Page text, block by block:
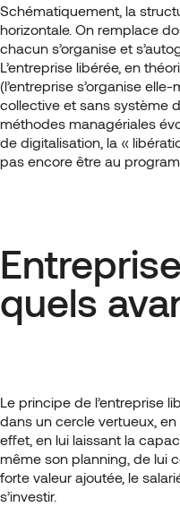
Schématiquement, la
horizontale. On remplace
chacun s’organise et
L’entreprise libérée, en
(l’entreprise s’organise
collective et sans système
méthodes managériales
de digitalisation, la «
pas encore être au
quels
Le principe de l’entreprise
dans un cercle vertueux,
effet, en lui laissant la
même son planning, de lui
forte valeur ajoutée, le
s’investir.